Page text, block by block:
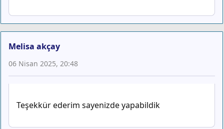
Melisa akçay
06 Nisan 2025, 20:48
Teşekkür ederim sayenizde yapabildik